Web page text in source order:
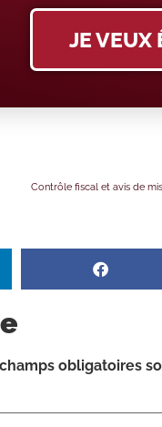
JE VEUX
champs obligatoires